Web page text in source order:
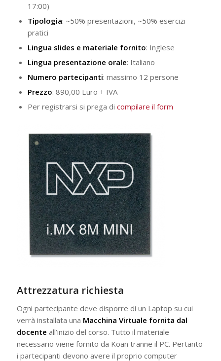
17:00)
Tipologia: ~50% presentazioni, ~50% esercizi
pratici
Lingua slides e materiale fornito: Inglese
Lingua presentazione orale: Italiano
Numero partecipanti: massimo 12 persone
Prezzo: 890,00 Euro + IVA
Per registrarsi si prega di compilare il form
Attrezzatura richiesta
Ogni partecipante deve disporre di un Laptop su cui
verrà installata una Macchina Virtuale fornita dal
docente all’inizio del corso. Tutto il materiale
necessario viene fornito da Koan tranne il PC. Pertanto
i partecipanti devono avere il proprio computer